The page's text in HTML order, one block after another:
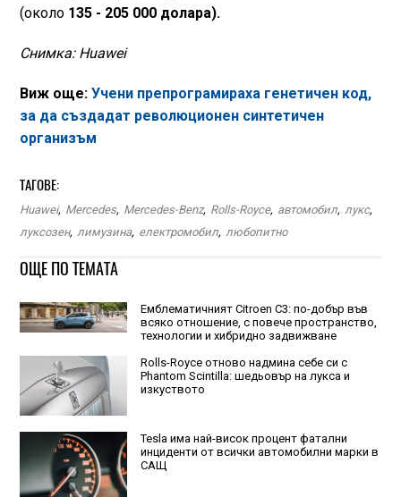
(около 135 - 205 000 долара).
Снимка: Huawei
Виж още: Учени препрограмираха генетичен код,
за да създадат революционен синтетичен
организъм
ТАГОВЕ:
Huawei, Mercedes, Mercedes-Benz, Rolls-Royce, автомобил, лукс,
луксозен, лимузина, електромобил, любопитно
ОЩЕ ПО ТЕМАТА
Емблематичният Citroen C3: по-добър във
всяко отношение, с повече пространство,
технологии и хибридно задвижване
Rolls-Royce отново надмина себе си с
Phantom Scintilla: шедьовър на лукса и
изкуството
Tesla има най-висок процент фатални
инциденти от всички автомобилни марки в
САЩ